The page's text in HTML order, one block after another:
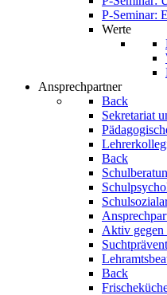
P-Seminar:
Werte
Ansprechpartner
Back
Sekretariat
Back
Aktiv gegen
Back